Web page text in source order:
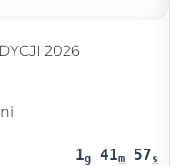
2026
1g 41m 57s